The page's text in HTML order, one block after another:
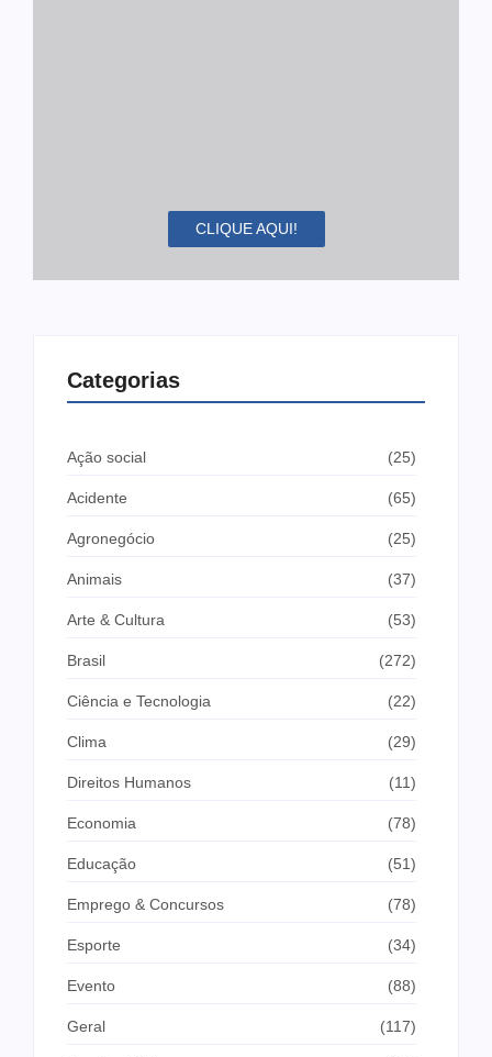
CLIQUE AQUI!
Categorias
Ação social (25)
Acidente (65)
Agronegócio (25)
Animais (37)
Arte & Cultura (53)
Brasil (272)
Ciência e Tecnologia (22)
Clima (29)
Direitos Humanos (11)
Economia (78)
Educação (51)
Emprego & Concursos (78)
Esporte (34)
Evento (88)
Geral (117)